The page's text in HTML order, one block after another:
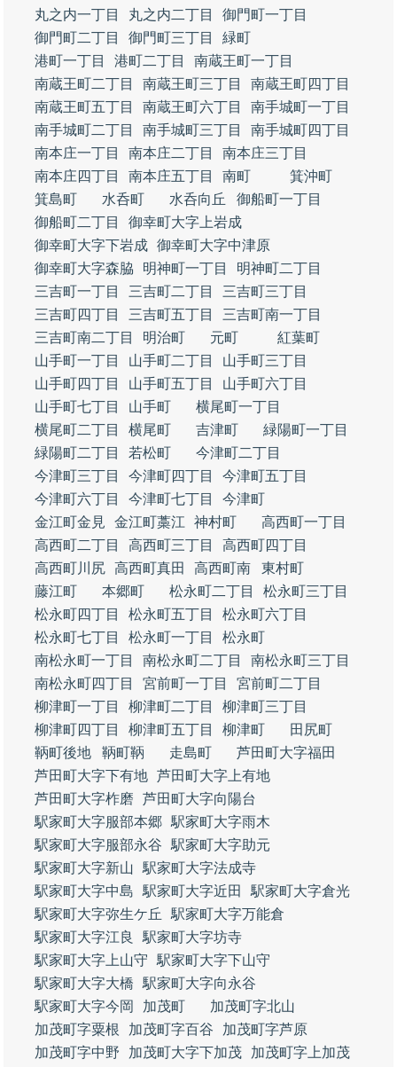
丸之内一丁目
丸之内二丁目
御門町一丁目
御門町二丁目
御門町三丁目
緑町
港町一丁目
港町二丁目
南蔵王町一丁目
南蔵王町二丁目
南蔵王町三丁目
南蔵王町四丁目
南蔵王町五丁目
南蔵王町六丁目
南手城町一丁目
南手城町二丁目
南手城町三丁目
南手城町四丁目
南本庄一丁目
南本庄二丁目
南本庄三丁目
南本庄四丁目
南本庄五丁目 南町
箕沖町
箕島町
水呑町 水呑向丘
御船町一丁目
御船町二丁目
御幸町大字上岩成
御幸町大字下岩成 御幸町大字中津原
御幸町大字森脇
明神町一丁目
明神町二丁目
三吉町一丁目
三吉町二丁目
三吉町三丁目
三吉町四丁目
三吉町五丁目
三吉町南一丁目
三吉町南二丁目
明治町 元町
紅葉町
山手町一丁目
山手町二丁目
山手町三丁目
山手町四丁目
山手町五丁目
山手町六丁目
山手町七丁目
山手町
横尾町一丁目
横尾町二丁目
横尾町 吉津町
緑陽町一丁目
緑陽町二丁目
若松町
今津町二丁目
今津町三丁目
今津町四丁目
今津町五丁目
今津町六丁目
今津町七丁目
今津町
金江町金見
金江町藁江 神村町
高西町一丁目
高西町二丁目
高西町三丁目
高西町四丁目
高西町川尻 高西町真田 高西町南
東村町
藤江町
本郷町 松永町二丁目
松永町三丁目
松永町四丁目
松永町五丁目
松永町六丁目
松永町七丁目
松永町一丁目
松永町
南松永町一丁目
南松永町二丁目
南松永町三丁目
南松永町四丁目
宮前町一丁目
宮前町二丁目
柳津町一丁目
柳津町二丁目
柳津町三丁目
柳津町四丁目
柳津町五丁目 柳津町
田尻町
鞆町後地
鞆町鞆 走島町
芦田町大字福田
芦田町大字下有地 芦田町大字上有地
芦田町大字柞磨
芦田町大字向陽台
駅家町大字服部本郷 駅家町大字雨木
駅家町大字服部永谷
駅家町大字助元
駅家町大字新山
駅家町大字法成寺
駅家町大字中島
駅家町大字近田
駅家町大字倉光
駅家町大字弥生ケ丘
駅家町大字万能倉
駅家町大字江良
駅家町大字坊寺
駅家町大字上山守
駅家町大字下山守
駅家町大字大橋
駅家町大字向永谷
駅家町大字今岡
加茂町
加茂町字北山
加茂町字粟根
加茂町字百谷
加茂町字芦原
加茂町字中野
加茂町大字下加茂
加茂町字上加茂